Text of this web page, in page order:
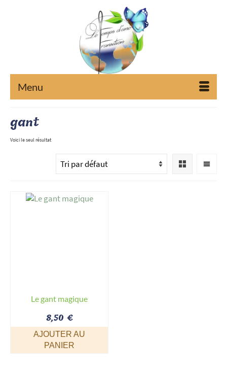
Menu
gant
Voici le seul résultat
Le gant magique
8,50 €
AJOUTER AU
PANIER